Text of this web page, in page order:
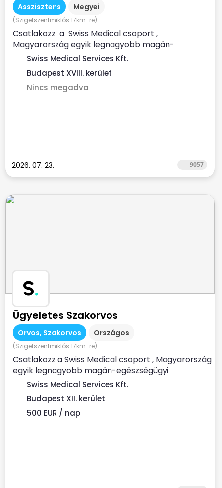
Asszisztens Megyei
(Szigetszentmiklós 17km-re)
Csatlakozz a Swiss Medical csoport ,
Magyarország egyik legnagyobb magán-
egészségügyi szolgáltatójához ...
Swiss Medical Services Kft.
Budapest XVIII. kerület
Nincs megadva
2026. 07. 23. 9057
S.
Ügyeletes Szakorvos
Orvos, Szakorvos Országos
(Szigetszentmiklós 17km-re)
Csatlakozz a Swiss Medical csoport , Magyarország
egyik legnagyobb magán-egészségügyi
szolgáltatójához ...
Swiss Medical Services Kft.
Budapest XII. kerület
500 EUR / nap